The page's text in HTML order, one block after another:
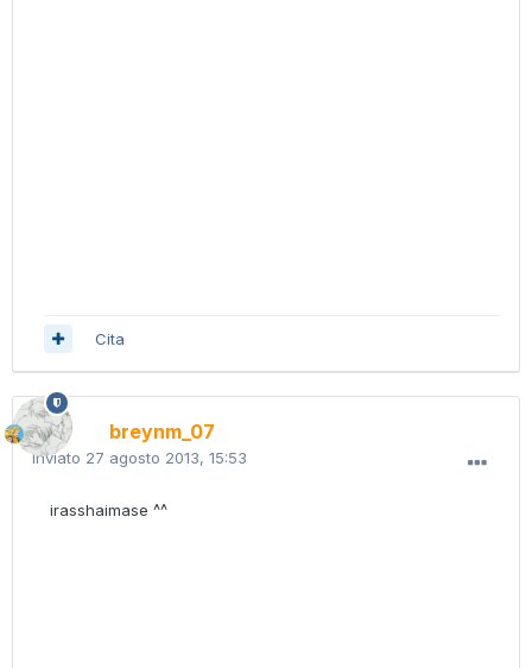
Cita
breynm_07
Inviato 27 agosto 2013, 15:53
irasshaimase ^^